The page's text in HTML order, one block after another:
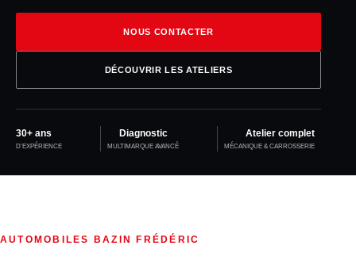
NOUS CONTACTER
DÉCOUVRIR LES ATELIERS
30+ ans
D’EXPÉRIENCE
Diagnostic
MULTIMARQUE AVANCÉ
Atelier complet
MÉCANIQUE & CARROSSERIE
AUTOMOBILES BAZIN FRÉDÉRIC